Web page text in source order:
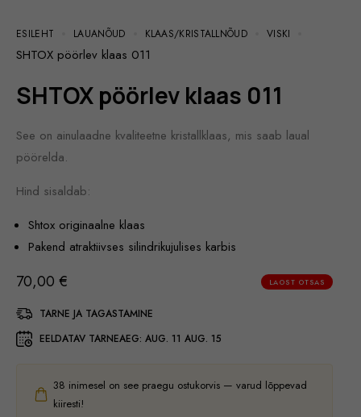
ESILEHT LAUANÕUD KLAAS/KRISTALLNÕUD VISKI
SHTOX pöörlev klaas 011
SHTOX pöörlev klaas 011
See on ainulaadne kvaliteetne kristallklaas, mis saab laual
pöörelda.
Hind sisaldab:
Shtox originaalne klaas
Pakend atraktiivses silindrikujulises karbis
70,00 € LAOST OTSAS
TARNE JA TAGASTAMINE
EELDATAV TARNEAEG: AUG. 11 AUG. 15
38 inimesel on see praegu ostukorvis — varud lõppevad
kiiresti!